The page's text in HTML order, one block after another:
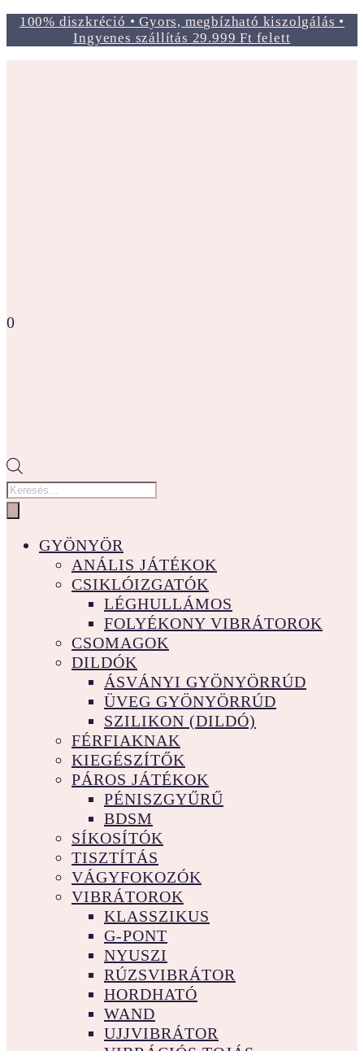
100% diszkréció • Gyors, megbízható kiszolgálás •
Ingyenes szállítás 29.999 Ft felett
0
Products
search
GYÖNYÖR
ANÁLIS JÁTÉKOK
CSIKLÓIZGATÓK
LÉGHULLÁMOS
FOLYÉKONY VIBRÁTOROK
CSOMAGOK
DILDÓK
ÁSVÁNYI GYÖNYÖRRÚD
ÜVEG GYÖNYÖRRÚD
SZILIKON (DILDÓ)
FÉRFIAKNAK
KIEGÉSZÍTŐK
PÁROS JÁTÉKOK
PÉNISZGYŰRŰ
BDSM
SÍKOSÍTÓK
TISZTÍTÁS
VÁGYFOKOZÓK
VIBRÁTOROK
KLASSZIKUS
G-PONT
NYUSZI
RÚZSVIBRÁTOR
HORDHATÓ
WAND
UJJVIBRÁTOR